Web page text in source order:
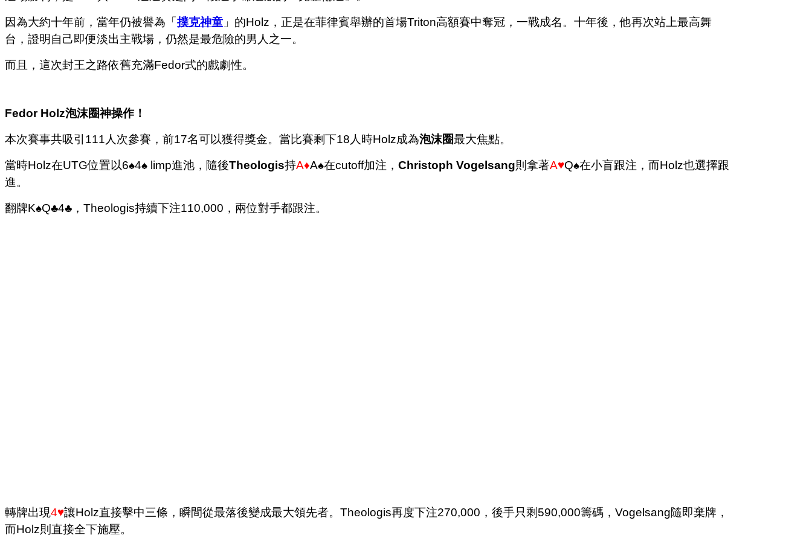
因為大約十年前，當年仍被譽為「撲克神童 」的Holz，正是在菲律賓舉辦的首場Triton高額賽中奪冠，一戰成名。十年後，他再次站上最高舞
台，證明自己即便淡出主戰場，仍然是最危險的男人之一。
而且，這次封王之路依舊充滿Fedor式的戲劇性。
Fedor Holz泡沫圈神操作！
本次賽事共吸引111人次參賽，前17名可以獲得獎金。當比賽剩下18人時Holz成為泡沫圈最大焦點。
當時Holz在UTG位置以6♠4♠ limp進池，隨後Theologis持A♦A♠在cutoff加注， Christoph Vogelsang則拿著A♥Q♠在小盲跟注，而Holz也選擇跟
進。
翻牌K♠Q♣4♣，Theologis持續下注110,000，兩位對手都跟注。
轉牌出現4♥讓Holz直接擊中三條，瞬間從最落後變成最大領先者。Theologis再度下注270,000，後手只剩590,000籌碼，Vogelsang隨即棄牌，
而Holz則直接全下施壓。